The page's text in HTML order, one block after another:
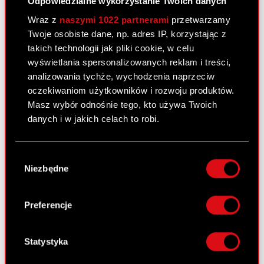
Wraz z naszymi 1022 partnerami przetwarzamy
Twoje osobiste dane, np. adres IP, korzystając z
takich technologii jak pliki cookie, w celu
wyświetlania spersonalizowanych reklam i treści,
analizowania tychże, wychodzenia naprzeciw
oczekiwaniom użytkowników i rozwoju produktów.
Masz wybór odnośnie tego, kto używa Twoich
danych i w jakich celach to robi.
Gromadzić dane dotyczące Twojej
lokalizacji geograficznej z dokładnością nawet
Identyfikować Twoje urządzenie, aktywnie
analizując charakteryzującego je zbiory
palca)
zgody
Niezbędne
Preferencje
Statystyka
Raport bieżący nr 70/2010
14 października 2010
PDF Udzielenie prokury samoistnej
korekta
Wniosek o wydanie formularzy
warrantów subskrypcyjnych